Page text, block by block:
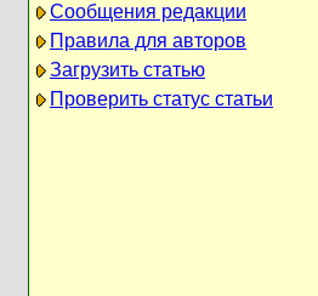
Сообщения редакции
Правила для авторов
Загрузить статью
Проверить статус статьи